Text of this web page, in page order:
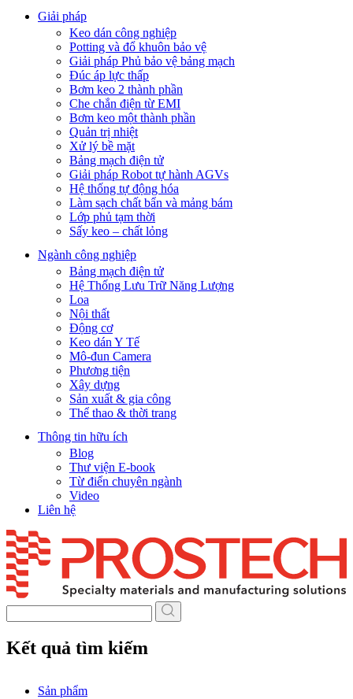
Giải pháp
Keo dán công nghiệp
Potting và đổ khuôn bảo vệ
Giải pháp Phủ bảo vệ bảng mạch
Đúc áp lực thấp
Bơm keo 2 thành phần
Che chắn điện từ EMI
Bơm keo một thành phần
Quản trị nhiệt
Xử lý bề mặt
Bảng mạch điện tử
Giải pháp Robot tự hành AGVs
Hệ thống tự động hóa
Làm sạch chất bẩn và mảng bám
Lớp phủ tạm thời
Sấy keo – chất lỏng
Ngành công nghiệp
Bảng mạch điện tử
Hệ Thống Lưu Trữ Năng Lượng
Loa
Nội thất
Động cơ
Keo dán Y Tế
Mô-đun Camera
Phương tiện
Xây dựng
Sản xuất & gia công
Thể thao & thời trang
Thông tin hữu ích
Blog
Thư viện E-book
Từ điển chuyên ngành
Video
Liên hệ
Skip
to
content
Kết quả tìm kiếm
Sản phẩm